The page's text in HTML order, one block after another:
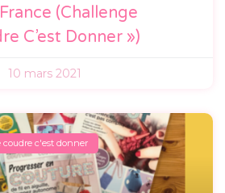
(Challenge
C’est Donner »)
10 mars 2021
c'est donner